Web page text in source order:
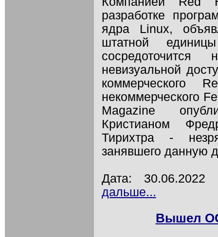
разработке
ядра Linux,
штатной
невизуальной
некоммерческого
Magazine
Кристианом
Тирихтра -
занявшего данную
Дата:
дальше...
Вышел